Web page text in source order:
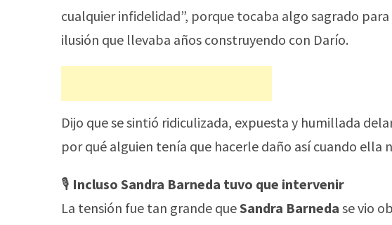
cualquier infidelidad”, porque tocaba algo sagrado
ilusión que llevaba años construyendo con Darío.
Dijo que se sintió ridiculizada, expuesta y humillada
por qué alguien tenía que hacerle daño así cuando ella
🎙️ Incluso Sandra Barneda tuvo que intervenir
La tensión fue tan grande queSandra Barneda se vio